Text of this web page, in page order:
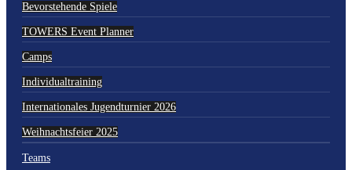
Bevorstehende Spiele
TOWERS Event Planner
Camps
Individualtraining
Internationales Jugendturnier 2026
Weihnachtsfeier 2025
Teams